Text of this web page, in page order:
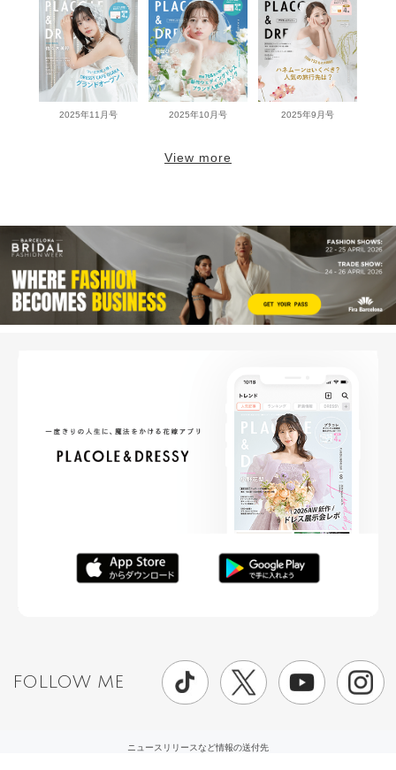
2025年11月号 2025年10月号 2025年9月号
View more
FOLLOW ME
ニュースリリースなど情報の送付先